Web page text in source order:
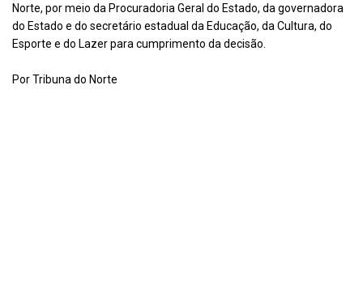
Norte, por meio da Procuradoria Geral do Estado, da governadora
do Estado e do secretário estadual da Educação, da Cultura, do
Esporte e do Lazer para cumprimento da decisão.
Por Tribuna do Norte